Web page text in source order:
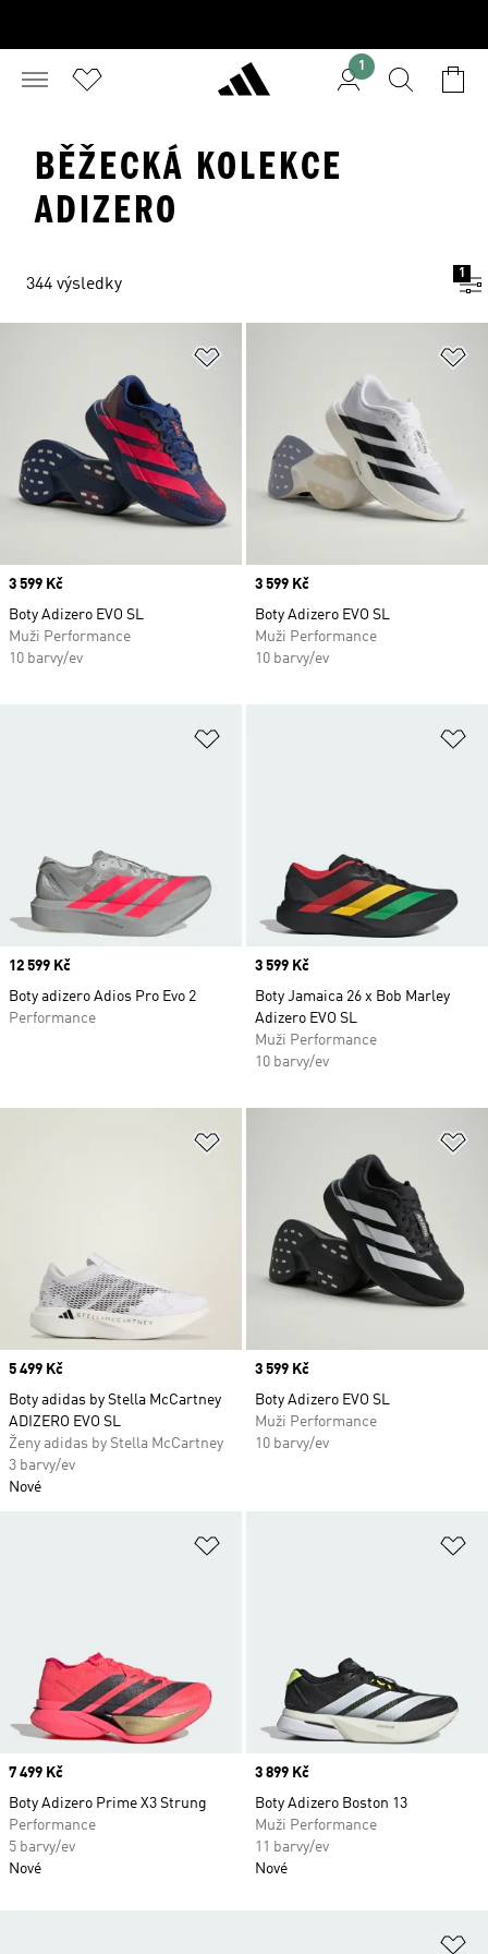
1
BĚŽECKÁ KOLEKCE
ADIZERO
344 výsledky
1
Price
3 599 Kč
Boty Adizero EVO SL
Muži Performance
10 barvy/ev
Price
3 599 Kč
Boty Adizero EVO SL
Muži Performance
10 barvy/ev
Price
12 599 Kč
Boty adizero Adios Pro Evo 2
Performance
Price
3 599 Kč
Boty Jamaica 26 x Bob Marley
Adizero EVO SL
Muži Performance
10 barvy/ev
Price
5 499 Kč
Boty adidas by Stella McCartney
ADIZERO EVO SL
Ženy adidas by Stella McCartney
3 barvy/ev
Nové
Price
3 599 Kč
Boty Adizero EVO SL
Muži Performance
10 barvy/ev
Price
7 499 Kč
Boty Adizero Prime X3 Strung
Performance
5 barvy/ev
Nové
Price
3 899 Kč
Boty Adizero Boston 13
Muži Performance
11 barvy/ev
Nové